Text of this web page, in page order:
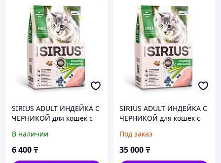
SIRIUS ADULT ИНДЕЙКА С
ЧЕРНИКОЙ для кошек с
пищеварением 1,5 кг
В наличии
6 400₸
SIRIUS ADULT ИНДЕЙКА С
ЧЕРНИКОЙ для кошек с
пищеварением 10 кг
Под заказ
35 000₸